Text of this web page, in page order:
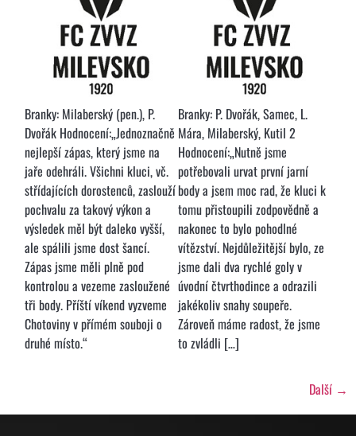
Branky: Milaberský (pen.), P.
Dvořák Hodnocení:„Jednoznačně
nejlepší zápas, který jsme na
jaře odehráli. Všichni kluci, vč.
střídajících dorostenců, zaslouží
pochvalu za takový výkon a
výsledek měl být daleko vyšší,
ale spálili jsme dost šancí.
Zápas jsme měli plně pod
kontrolou a vezeme zasloužené
tři body. Příští víkend vyzveme
Chotoviny v přímém souboji o
druhé místo.“
Branky: P. Dvořák, Samec, L.
Mára, Milaberský, Kutil 2
Hodnocení:„Nutně jsme
potřebovali urvat první jarní
body a jsem moc rad, že kluci k
tomu přistoupili zodpovědně a
nakonec to bylo pohodlné
vítězství. Nejdůležitější bylo, ze
jsme dali dva rychlé goly v
úvodní čtvrthodince a odrazili
jakékoliv snahy soupeře.
Zároveň máme radost, že jsme
to zvládli […]
Další →